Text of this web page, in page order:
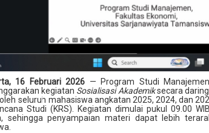
16 Februari 2026 — Program Studi
kegiatan Sosialisasi Akademiksecara
seluruh mahasiswa angkatan 2025, 2024, dan
Studi (KRS). Kegiatan dimulai pukul 09.00
sehingga penyampaian materi dapat lebih